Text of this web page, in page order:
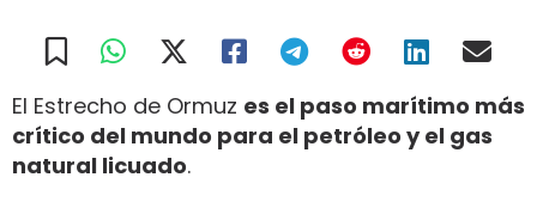
El Estrecho de Ormuz es el paso marítimo más
crítico del mundo para el petróleo y el gas
natural licuado.